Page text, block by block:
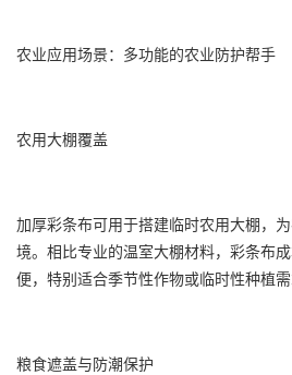
农业应用场景：多功能的农业防护帮手
农用大棚覆盖
加厚彩条布可用于搭建临时农用大棚，
境。相比专业的温室大棚材料，彩条布
便，特别适合季节性作物或临时性种植需
粮食遮盖与防潮保护